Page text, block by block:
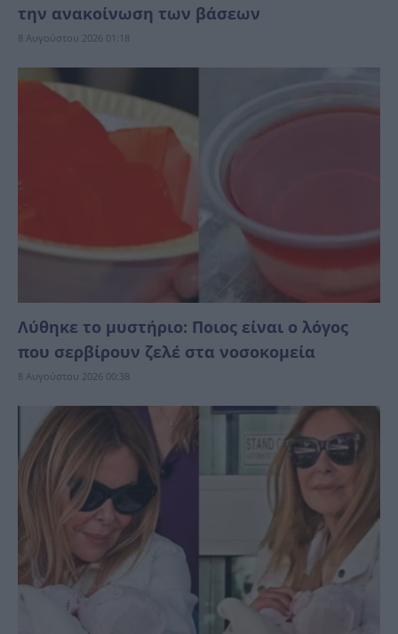
την ανακοίνωση των βάσεων
8 Αυγούστου 2026 01:18
Λύθηκε το μυστήριο: Ποιος είναι ο λόγος
που σερβίρουν ζελέ στα νοσοκομεία
8 Αυγούστου 2026 00:38